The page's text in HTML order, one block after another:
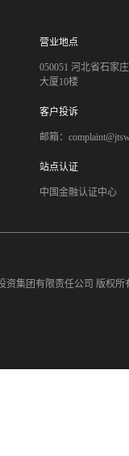
营业地点
050051 河北省石家
大厦10楼
客户投诉
邮箱：
站点认证
中国金融认证中心
资集团有限责任公司 版权所